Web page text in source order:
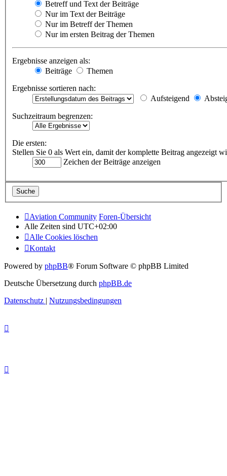
Betreff und Text der Beiträge
Nur im Text der Beiträge
Nur im Betreff der Themen
Nur im ersten Beitrag der Themen
Ergebnisse anzeigen als:
Beiträge
Themen
Ergebnisse sortieren nach:
Aufsteigend
Suchzeitraum begrenzen:
Die ersten:
Stellen Sie 0 als Wert ein, damit der komplette Beitrag angezeigt
Zeichen der Beiträge anzeigen
Aviation Community Foren-Übersicht
Alle Zeiten sind UTC+02:00
Alle Cookies löschen
Kontakt
Powered by phpBB® Forum Software © phpBB Limited
Deutsche Übersetzung durch phpBB.de
Datenschutz | Nutzungsbedingungen